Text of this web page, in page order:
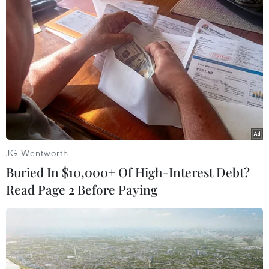
Đưa quan hệ Việt Nam-Australia phát
triển sâu sắc, thực chất, hiệu quả
08/08/2026 05:13
59 năm ASEAN: Lá cờ ASEAN lần đầu
tỏa sáng trên biểu tượng lịch sử của
Ấn Độ
Thương mại Việt Nam-Australia
trưởng mới
08/08/2026 03:29
JG Wentworth
Buried In $10,000+ Of High-Interest Debt?
Read Page 2 Before Paying